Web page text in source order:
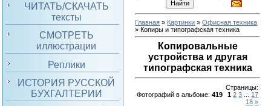
ЧИТАТЬ/СКАЧАТЬ
тексты
СМОТРЕТЬ
иллюстрации
Реплики
ИСТОРИЯ РУССКОЙ
БУХГАЛТЕРИИ
Главная » Картинки »Офисная техника
» Копиры и типографская техника
Копировальные
устройства и другая
типографская техника
Фотографий в альбоме:419
Страницы:
1 2 3
17
18 »